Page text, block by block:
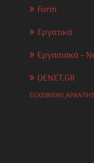
Forin
Εργατικά
Εργασιακά –
OENET.GR